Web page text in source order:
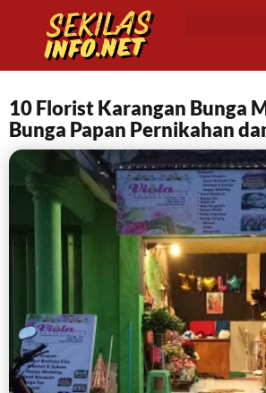
10 Florist Karangan Bunga
Bunga Papan Pernikahan